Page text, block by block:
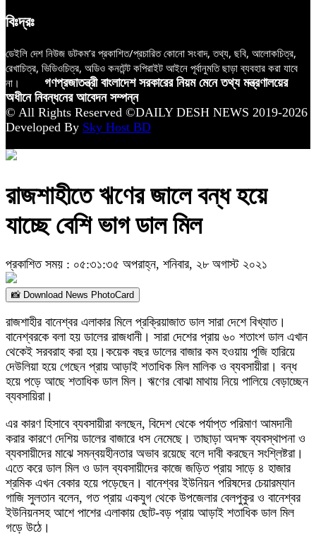
বিঃদ্রঃ
ডেইলি দেশ নিউজ ডটকম’র প্রকাশিত/প্রচারিত কোনো সংবাদ, তথ্য, ছবি, আলোকচিত্র,
রেখাচিত্র, ভিডিওচিত্র, অডিও কনটেন্ট কপিরাইট আইনে পূর্বানুমতি ছাড়া ব্যবহার করা যাবে
না।
গণপ্রজাতন্ত্রী বাংলাদেশ সরকারের নিয়ম মেনে তথ্য মন্ত্রণালয়ের
অধীনে নিবন্ধনের আবেদন সম্পন্ন
© All Rights Reserved ©DAILY DESH NEWS 2019-2026
Developed By Sky Host BD
রাজশাহীতে ঋণের জালে বন্ধ হয়ে
যাচ্ছে বেশি ভাগ ডাল মিল
প্রকাশিত সময় : ০৫:৩১:৩৫ অপরাহ্ন, শনিবার, ২৮ অগাস্ট ২০২১
📸 Download News PhotoCard
রাজশাহীর বানেশ্বর এলাকার মিলে প্রক্রিয়াজাত ডাল সারা দেশে বিখ্যাত।
বানেশ্বরকে বলা হয় ডালের রাজধানী। সারা দেশের প্রায় ৬০ শতাংশ ডাল এখান
থেকেই সরবরাহ করা হয়।কয়েক বছর ডালের বাজার কম হওয়ায় পূজি হারিয়ে
দেউলিয়া হয়ে গেছেন প্রায় আড়াই শতাধিক মিল মালিক ও ব্যবসায়ীরা। বন্ধ
হয়ে পড়ে আছে শতাধিক ডাল মিল। ঋণের বোঝা মাথায় নিয়ে পালিয়ে বেড়াচ্ছেন
ব্যবসায়িরা।
এর কারণ হিসাবে ব্যবসায়ীরা বলছেন, বিদেশ থেকে পর্যাপ্ত পরিমাণ আমদানী
করার কারণে দেশিয় ডালের বাজারে ধস নেমেছে। তাছাড়া অদক্ষ ব্যবস্থাপনা ও
ব্যবসায়ীদের মাঝে সমন্বয়হীনতার অভাব রয়েছে বলে দাবী করছেন সংশ্লিষ্টরা।
এতে করে ডাল মিল ও ডাল ব্যবসায়ীদের কাজে জড়িত প্রায় সাড়ে ৪ হাজার
শ্রমিক এখন বেকার হয়ে পড়েছেন। বানেশ্বর ইউনিয়ন পরিষদের চেয়ারম্যান
গাজি সুলতান বলেন, গত প্রায় একযুগ থেকে উপজেলার বেলপুকুর ও বানেশ্বর
ইউনিয়নসহ আশে পাশের এলাকায় ছোট-বড় প্রায় আড়াই শতাধিক ডাল মিল
গড়ে উঠে।